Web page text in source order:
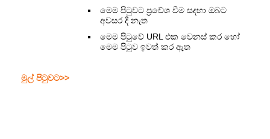
මෙම පිටුවට ප්‍රවේශ වීම සදහා ඔබට
අවසර දී නැත
මෙම පිටුවේ URL එක වෙනස් කර හෝ
මෙම පිටුව ඉවත් කර ඇත
මුල් පිටුවට>>